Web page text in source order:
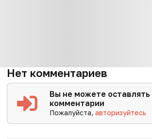
Нет комментариев
Вы не можете оставлять
комментарии
Пожалуйста,авторизуйтесь